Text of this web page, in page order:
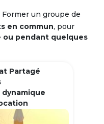
Former un groupe de
en commun, pour
ou pendant quelques
Partagé